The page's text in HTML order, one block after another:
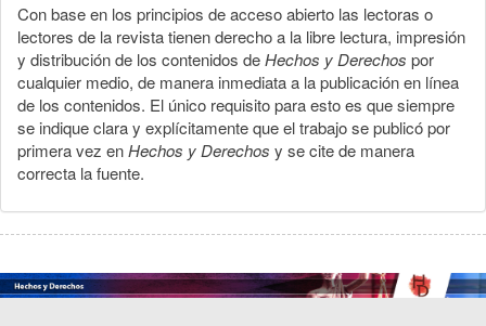
Con base en los principios de acceso abierto las lectoras o
lectores de la revista tienen derecho a la libre lectura, impresión
y distribución de los contenidos deHechos y Derechos por
cualquier medio, de manera inmediata a la publicación en línea
de los contenidos. El único requisito para esto es que siempre
se indique clara y explícitamente que el trabajo se publicó por
primera vez enHechos y Derechos y se cite de manera
correcta la fuente.